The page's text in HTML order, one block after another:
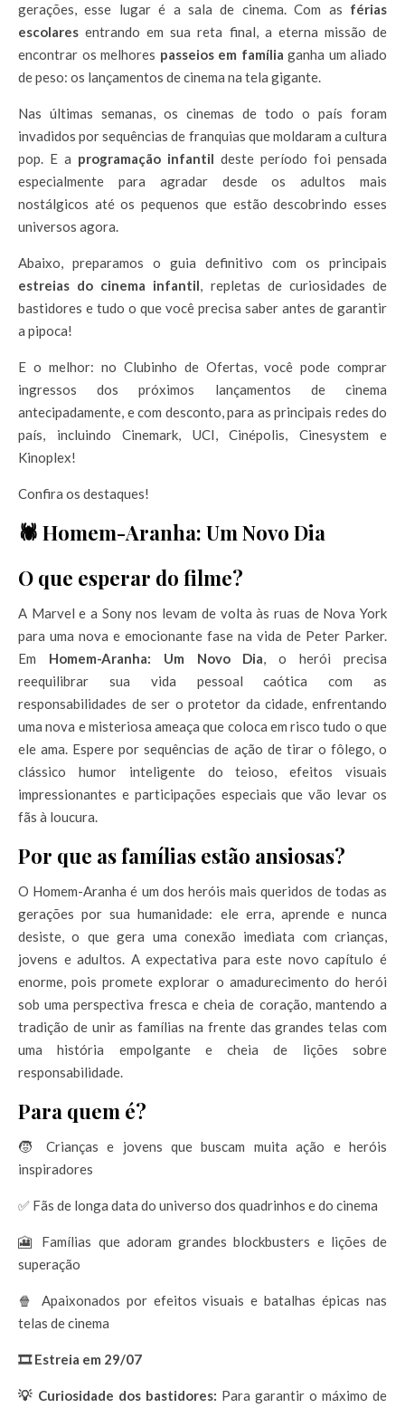
gerações, esse lugar é a sala de cinema. Com as férias
escolares entrando em sua reta final, a eterna missão de
encontrar os melhores passeios em família ganha um aliado
de peso: os lançamentos de cinema na tela gigante.
Nas últimas semanas, os cinemas de todo o país foram
invadidos por sequências de franquias que moldaram a cultura
pop. E a programação infantil deste período foi pensada
especialmente para agradar desde os adultos mais
nostálgicos até os pequenos que estão descobrindo esses
universos agora.
Abaixo, preparamos o guia definitivo com os principais
estreias do cinema infantil, repletas de curiosidades de
bastidores e tudo o que você precisa saber antes de garantir
a pipoca!
E o melhor: no Clubinho de Ofertas, você pode comprar
ingressos dos próximos lançamentos de cinema
antecipadamente, e com desconto, para as principais redes do
país, incluindo Cinemark, UCI, Cinépolis, Cinesystem e
Kinoplex!
Confira os destaques!
🕷️ Homem-Aranha: Um Novo Dia
O que esperar do filme?
A Marvel e a Sony nos levam de volta às ruas de Nova York
para uma nova e emocionante fase na vida de Peter Parker.
Em Homem-Aranha: Um Novo Dia, o herói precisa
reequilibrar sua vida pessoal caótica com as
responsabilidades de ser o protetor da cidade, enfrentando
uma nova e misteriosa ameaça que coloca em risco tudo o que
ele ama. Espere por sequências de ação de tirar o fôlego, o
clássico humor inteligente do teioso, efeitos visuais
impressionantes e participações especiais que vão levar os
fãs à loucura.
Por que as famílias estão ansiosas?
O Homem-Aranha é um dos heróis mais queridos de todas as
gerações por sua humanidade: ele erra, aprende e nunca
desiste, o que gera uma conexão imediata com crianças,
jovens e adultos. A expectativa para este novo capítulo é
enorme, pois promete explorar o amadurecimento do herói
sob uma perspectiva fresca e cheia de coração, mantendo a
tradição de unir as famílias na frente das grandes telas com
uma história empolgante e cheia de lições sobre
responsabilidade.
Para quem é?
🧒 Crianças e jovens que buscam muita ação e heróis
inspiradores
✅ Fãs de longa data do universo dos quadrinhos e do cinema
🎦 Famílias que adoram grandes blockbusters e lições de
superação
🍿 Apaixonados por efeitos visuais e batalhas épicas nas
telas de cinema
🎞️ Estreia em 29/07
💡 Curiosidade dos bastidores: Para garantir o máximo de